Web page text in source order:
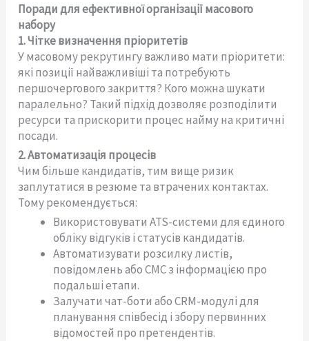
Поради для ефективної організації масового
набору
1. Чітке визначення пріоритетів
У масовому рекрутингу важливо мати пріоритети:
які позиції найважливіші та потребують
першочергового закриття? Кого можна шукати
паралельно? Такий підхід дозволяє розподілити
ресурси та прискорити процес найму на критичні
посади.
2. Автоматизація процесів
Чим більше кандидатів, тим вище ризик
заплутатися в резюме та втрачених контактах.
Тому рекомендується:
Використовувати ATS-системи для єдиного
обліку відгуків і статусів кандидатів.
Автоматизувати розсилку листів,
повідомлень або СМС з інформацією про
подальші етапи.
Залучати чат-боти або CRM-модулі для
планування співбесід і збору первинних
відомостей про претендентів.